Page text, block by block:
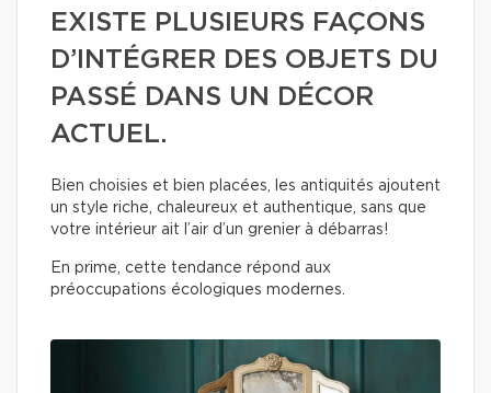
EXISTE PLUSIEURS FAÇONS
D’INTÉGRER DES OBJETS DU
PASSÉ DANS UN DÉCOR
ACTUEL.
Bien choisies et bien placées, les antiquités ajoutent
un style riche, chaleureux et authentique, sans que
votre intérieur ait l’air d’un grenier à débarras!
En prime, cette tendance répond aux
préoccupations écologiques modernes.